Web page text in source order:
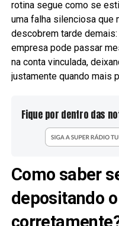
rotina segue como se
uma falha silenciosa que
descobrem tarde demais:
empresa pode passar
na conta vinculada,
justamente quando mais
Fique por dentro das
Como saber
depositando o